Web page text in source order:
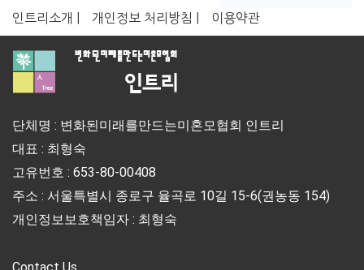
인트리소개 | 개인정보 처리방침 | 이용약관
단체명 : 변화된미래를만드는미혼모협회 인트리
대표 : 최형숙
고유번호 : 653-80-00408
주소 : 서울특별시 종로구 율곡로 10길 15-6(권농동 154)
개인정보보호책임자 : 최형숙